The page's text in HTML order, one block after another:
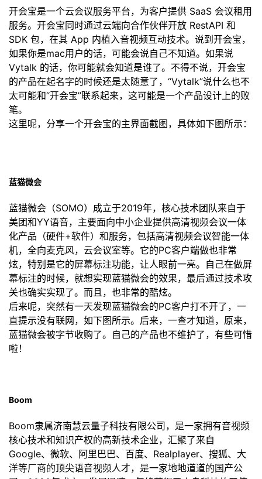
学
堂
我
的
课
我
的
证
我
实
验
的
收
藏
持
我
的
技
术
持
我
的
云
建
议
开会宝是一个云会议服务平台，为客户提供 SaaS 会议租用
服务。开会宝同时通过云端向合作伙伴开放 RestAPI 和
SDK 包，在其 App 内植入音视频互动技术。说到开会宝，
如果你是mac用户的话，可能会说自己不知道。如果说
Vytalk 的话，你可能就会知道是谁了。不得不说，开会宝
的产品在起名字的时候还是太随意了，“Vytalk”说什么也不
太可能和“开会宝”联系起来，这可能是一个产品设计上的败
笔。
这里呢，分享一个开会宝的主界面截图，具体如下图所示：
蓝猫微会
蓝猫微会（SOMO）成立于2019年，核心技术团队来自于
美团和YY语音，主要面向中小企业提供高清视频会议一体
化产品（硬件+软件）和服务，包括高清视频会议智能一体
机，全向麦克风，云会议室等。它的PC客户端做也非常
炫，特别是它的屏幕标注功能，让人眼前一亮。自己在做屏
幕标注的时候，就想实现蓝猫微会的效果，最后通过技术攻
关也确实实现了。而且，也非常的酷炫。
后来呢，突然有一天发现蓝猫微会的PC客户打不开了，一
直提示没有联网，如下图所示。后来，一查才知道，原来，
蓝猫微会被字节收购了。自己的产品也不维护了，有些可惜
啦！
Boom
Boom隶属济南慧云量子科技有限公司，是一家拥有音视频
核心技术和知识产权的高新技术企业，汇聚了来自
Google、微软、阿里巴巴、百度、Realplayer、搜狐、大
洋等厂商的顶尖语音视频人才，是一家地地道道的国产公